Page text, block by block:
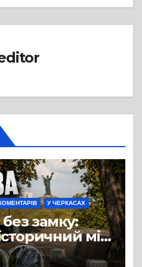
У ЧЕРКАСАХ
замку:
міф